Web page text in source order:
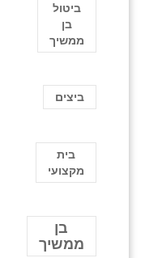
ביטול
בן
ממשיך
ביצים
בית
מקצועי
בן
ממשיך